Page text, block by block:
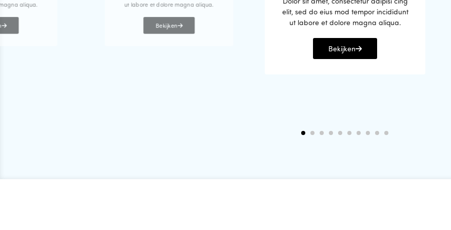
aliqua. ut labore et dolore magna aliqua.
Bekijken
elit, sed do eius mod tempor incididunt
ut labore et dolore magna aliqua.
Bekijken